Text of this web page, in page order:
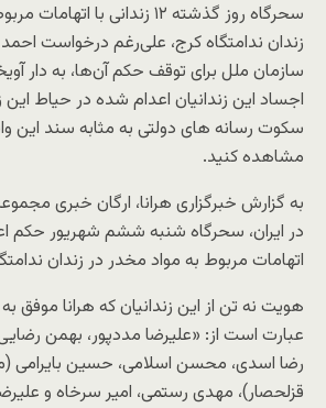
سحرگاه روز گذشته ۱۲ زندانی با
زندان ندامتگاه کرج، علی‌رغم درخواست
سازمان ملل برای توقف حکم آن‌ها، به دار
اجساد این زندانیان اعدام شده در حیاط این
سکوت رسانه های دولتی به مثابه سند این
مشاهده کنید.
به گزارش خبرگزاری هرانا، ارگان خبری
اتهامات مربوط به مواد مخدر در زندان
هویت نه تن از این زندانیان که هرانا موفق
عبارت است از: «علیرضا مددپور، بهمن
رضا اسدی، محسن اسلامی، حسین بایرامی
قزلحصار)، مهدی رستمی، امیر سرخاه و